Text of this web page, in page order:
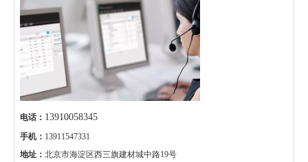
电话： 13910058345
手机： 13911547331
地址： 北京市海淀区西三旗建材城中路19号